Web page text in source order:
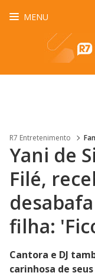
MENU
R7 Entretenimento
Yani de
Filé,
filha:
Cantora e DJ
carinhosa de